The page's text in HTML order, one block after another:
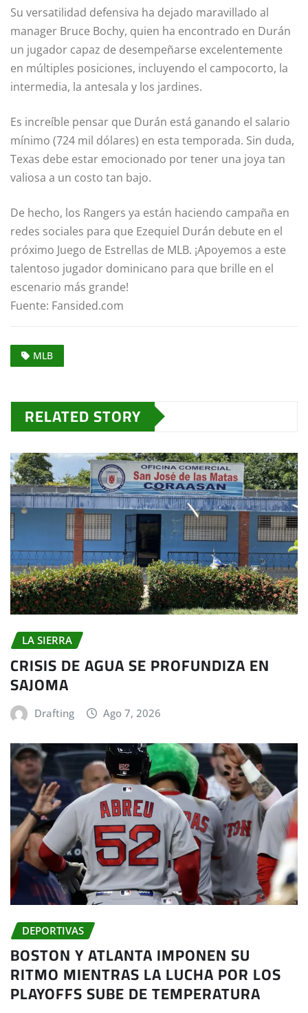
Su versatilidad defensiva ha dejado maravillado al
manager Bruce Bochy, quien ha encontrado en Durán
un jugador capaz de desempeñarse excelentemente
en múltiples posiciones, incluyendo el campocorto, la
intermedia, la antesala y los jardines.
Es increíble pensar que Durán está ganando el salario
mínimo (724 mil dólares) en esta temporada. Sin duda,
Texas debe estar emocionado por tener una joya tan
valiosa a un costo tan bajo.
De hecho, los Rangers ya están haciendo campaña en
redes sociales para que Ezequiel Durán debute en el
próximo Juego de Estrellas de MLB. ¡Apoyemos a este
talentoso jugador dominicano para que brille en el
escenario más grande!
Fuente: Fansided.com
MLB
RELATED STORY
LA SIERRA
CRISIS DE AGUA SE PROFUNDIZA EN
SAJOMA
Drafting Ago 7, 2026
DEPORTIVAS
BOSTON Y ATLANTA IMPONEN SU
RITMO MIENTRAS LA LUCHA POR LOS
PLAYOFFS SUBE DE TEMPERATURA